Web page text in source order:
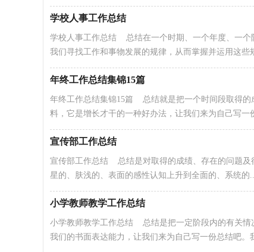
学校人事工作总结
学校人事工作总结 总结在一个时期、一个年度、一个
我们寻找工作和事物发展的规律，从而掌握并运用这些
年终工作总结集锦15篇
年终工作总结集锦15篇 总结就是把一个时间段取得的
料，它是增长才干的一种好办法，让我们来为自己写一
宣传部工作总结
宣传部工作总结 总结是对取得的成绩、存在的问题及
星的、肤浅的、表面的感性认知上升到全面的、系统的
小学教师教学工作总结
小学教师教学工作总结 总结是把一定阶段内的有关情
我们的书面表达能力，让我们来为自己写一份总结吧。